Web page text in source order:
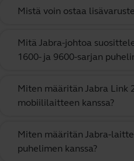
Mistä voin ostaa
Mitä Jabra-johtoa
1600- ja 9600-sarjan
Miten määritän Jabra Link
mobiililaitteen kanssa?
Miten määritän Jabra-
puhelimen kanssa?